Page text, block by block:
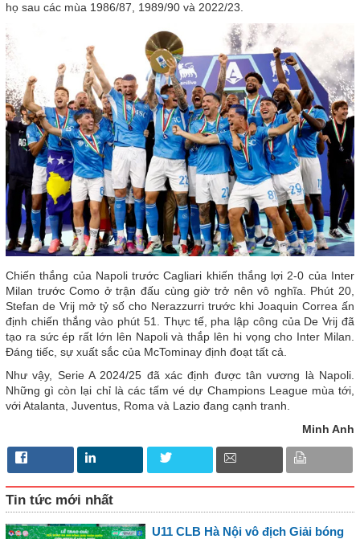
họ sau các mùa 1986/87, 1989/90 và 2022/23.
Chiến thắng của Napoli trước Cagliari khiến thắng lợi 2-0 của Inter
Milan trước Como ở trận đấu cùng giờ trở nên vô nghĩa. Phút 20,
Stefan de Vrij mở tỷ số cho Nerazzurri trước khi Joaquin Correa ấn
định chiến thắng vào phút 51. Thực tế, pha lập công của De Vrij đã
tạo ra sức ép rất lớn lên Napoli và thắp lên hi vọng cho Inter Milan.
Đáng tiếc, sự xuất sắc của McTominay định đoạt tất cả.
Như vậy, Serie A 2024/25 đã xác định được tân vương là Napoli.
Những gì còn lại chỉ là các tấm vé dự Champions League mùa tới,
với Atalanta, Juventus, Roma và Lazio đang cạnh tranh.
Minh Anh
Tin tức mới nhất
U11 CLB Hà Nội vô địch Giải bóng